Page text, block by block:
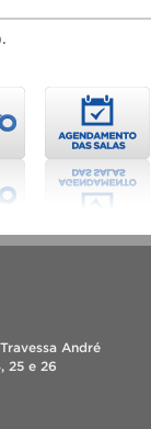
André
25 e 26